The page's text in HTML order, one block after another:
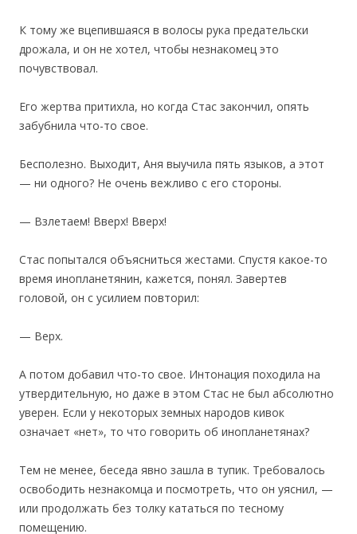
К тому же вцепившаяся в волосы рука предательски
дрожала, и он не хотел, чтобы незнакомец это
почувствовал.
Его жертва притихла, но когда Стас закончил, опять
забубнила что-то свое.
Бесполезно. Выходит, Аня выучила пять языков, а этот
— ни одного? Не очень вежливо с его стороны.
— Взлетаем! Вверх! Вверх!
Стас попытался объясниться жестами. Спустя какое-то
время инопланетянин, кажется, понял. Завертев
головой, он с усилием повторил:
— Верх.
А потом добавил что-то свое. Интонация походила на
утвердительную, но даже в этом Стас не был абсолютно
уверен. Если у некоторых земных народов кивок
означает «нет», то что говорить об инопланетянах?
Тем не менее, беседа явно зашла в тупик. Требовалось
освободить незнакомца и посмотреть, что он уяснил, —
или продолжать без толку кататься по тесному
помещению.